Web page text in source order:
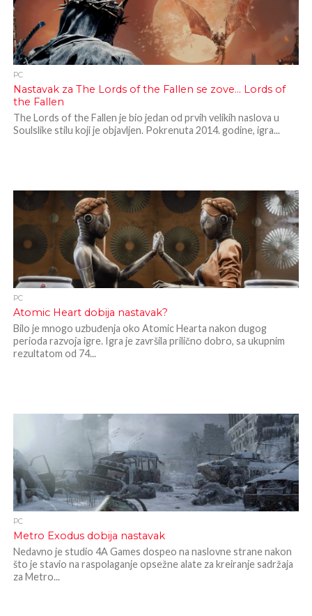
PC
Nastavak za The Lords of the Fallen se zove… Lords of
the Fallen
The Lords of the Fallen je bio jedan od prvih velikih naslova u
Soulslike stilu koji je objavljen. Pokrenuta 2014. godine, igra...
PC
Atomic Heart dobija nastavak?
Bilo je mnogo uzbuđenja oko Atomic Hearta nakon dugog
perioda razvoja igre. Igra je završila prilično dobro, sa ukupnim
rezultatom od 74...
PC
Metro Exodus dobija nastavak
Nedavno je studio 4A Games dospeo na naslovne strane nakon
što je stavio na raspolaganje opsežne alate za kreiranje sadržaja
za Metro...